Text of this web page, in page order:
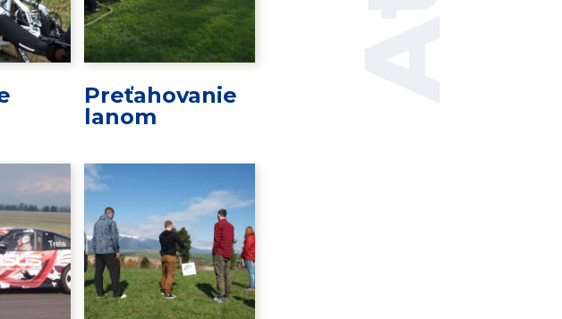
Preťahovanie
lanom